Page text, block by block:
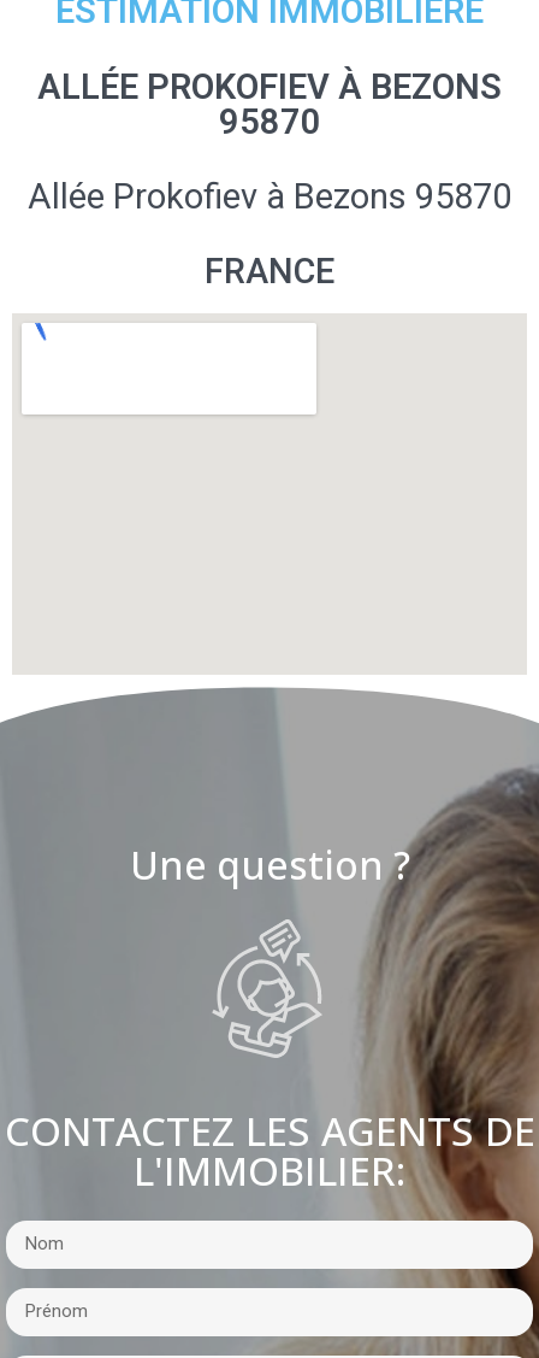
ESTIMATION IMMOBILIÈRE
ALLÉE PROKOFIEV À BEZONS
95870
Allée Prokofiev à Bezons 95870
FRANCE
Une question ?
CONTACTEZ LES AGENTS DE
L'IMMOBILIER: